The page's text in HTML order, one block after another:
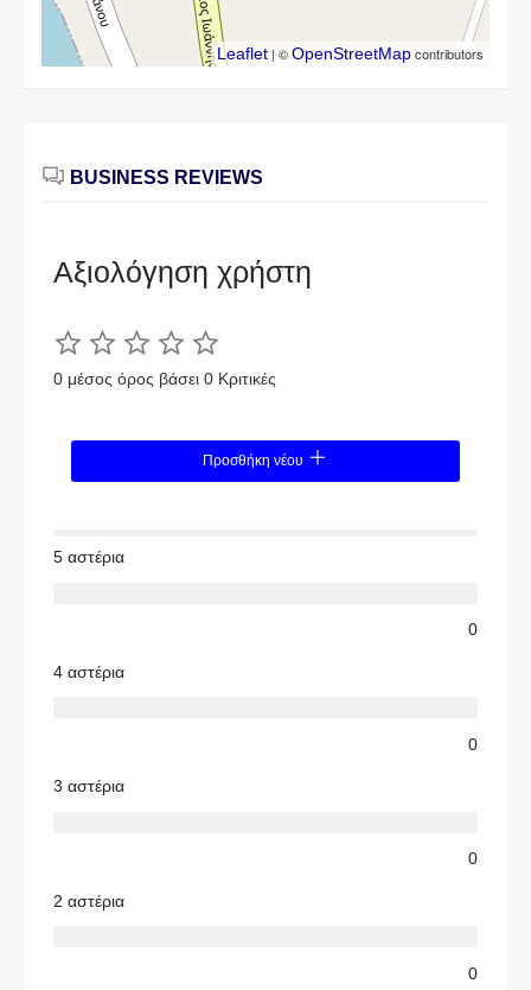
Leaflet | ©OpenStreetMapcontributors
BUSINESS REVIEWS
Αξιολόγηση χρήστη
0 μέσος όρος βάσει 0 Κριτικές
Προσθήκη νέου
5 αστέρια
0
4 αστέρια
0
3 αστέρια
0
2 αστέρια
0